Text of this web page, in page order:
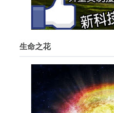
生命之花